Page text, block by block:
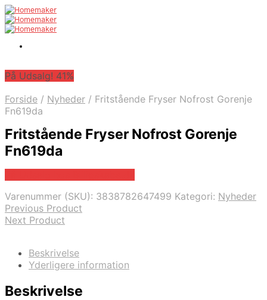
På Udsalg! 41%
Forside / Nyheder / Fritstående Fryser Nofrost Gorenje
Fn619da
Fritstående Fryser Nofrost Gorenje
Fn619da
Varenummer (SKU): 3838782647499 Kategori: Nyheder
Previous Product
Next Product
Beskrivelse
Yderligere information
Beskrivelse